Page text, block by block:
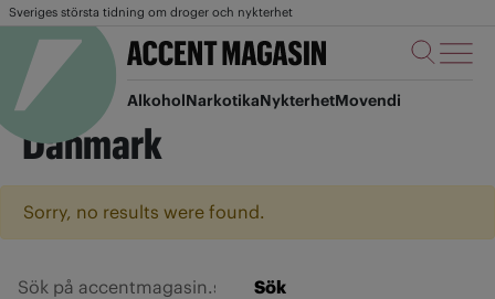
Sveriges största tidning om droger och nykterhet
AlkoholNarkotikaNykterhetMovendi
Danmark
Sorry, no results were found.
Sök